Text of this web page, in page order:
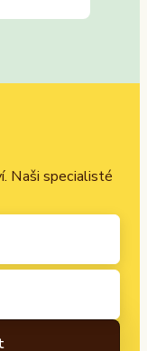
Naši specialisté